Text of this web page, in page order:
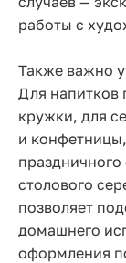
работы с
Также важно
Для напитков
кружки, для
и
столового
позволяет
домашнего
оформления